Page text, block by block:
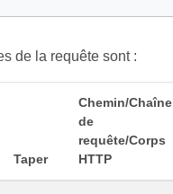
de la requête sont :
Taper
Chemin/Chaîne
de
requête/Corps
HTTP